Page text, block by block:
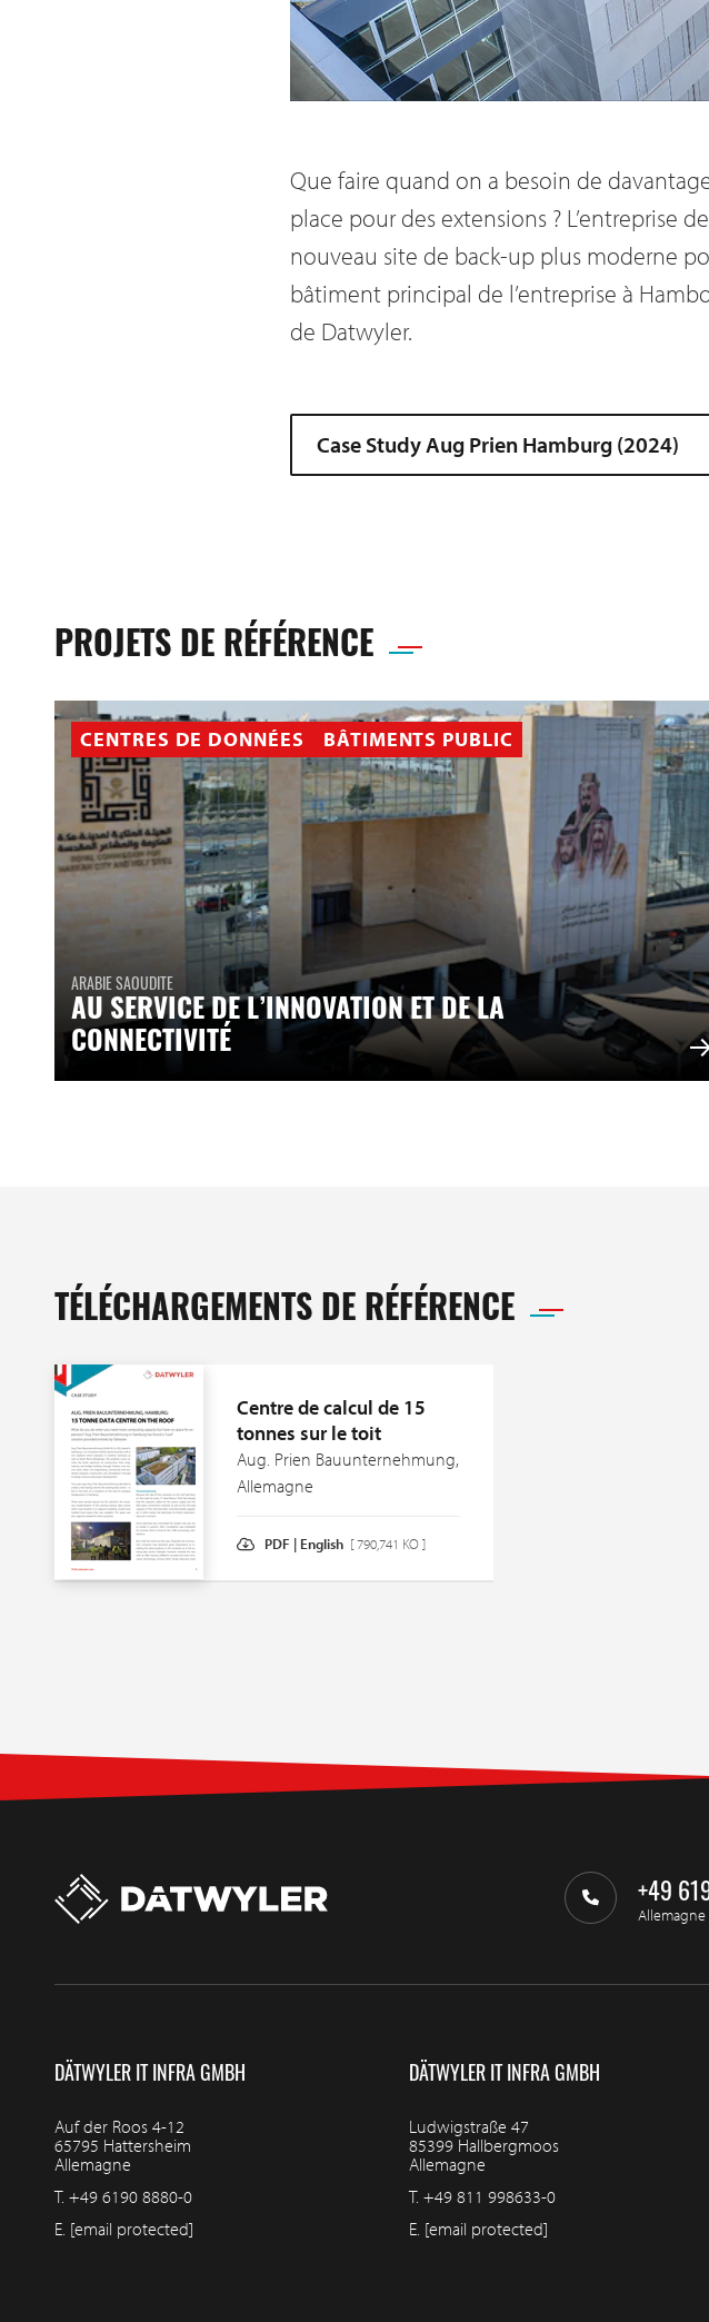
Que faire quand on a besoin de
place pour des extensions ? L’entreprise
nouveau site de back-up plus moderne
bâtiment principal de l’entreprise à
de Datwyler.
Case Study Aug Prien Hamburg (2024)
PROJETS DE RÉFÉRENCE
CENTRES DE DONNÉES BÂTIMENTS PUBLIC
ARABIE SAOUDITE
AU SERVICE DE L’INNOVATION ET DE LA
CONNECTIVITÉ
TÉLÉCHARGEMENTS DE RÉFÉRENCE
Centre de calcul de 15
tonnes sur le toit
Aug. Prien Bauunternehmung,
Allemagne
PDF | English [ 790,741 KO ]
+49
Allemagne
DÄTWYLER IT INFRA GMBH
Auf der Roos 4-12
65795 Hattersheim
Allemagne
T. +49 6190 8880-0
E. [email protected]
DÄTWYLER IT INFRA GMBH
Ludwigstraße 47
85399 Hallbergmoos
Allemagne
T. +49 811 998633-0
E. [email protected]